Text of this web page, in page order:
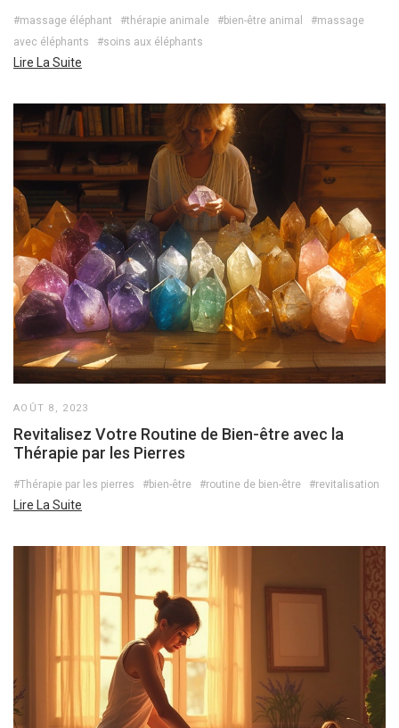
#massage éléphant #thérapie animale #bien-être animal
#massage
avec éléphants
#soins aux éléphants
Lire La Suite
AOÛT 8, 2023
Revitalisez Votre Routine de Bien-être avec la
Thérapie par les Pierres
#Thérapie par les pierres #bien-être #routine de bien-être #revitalisation
Lire La Suite